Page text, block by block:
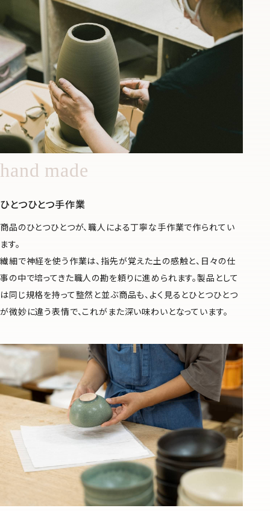
hand made
ひとつひとつ手作業
商品のひとつひとつが、職人による丁寧な手作業で作られてい
ます。
繊細で神経を使う作業は、指先が覚えた土の感触と、日々の仕
事の中で培ってきた職人の勘を頼りに進められます。製品として
は同じ規格を持って整然と並ぶ商品も、よく見るとひとつひとつ
が微妙に違う表情で、これがまた深い味わいとなっています。